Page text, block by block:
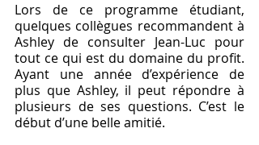
Lors de ce programme étudiant,
quelques collègues recommandent à
Ashley de consulter Jean-Luc pour
tout ce qui est du domaine du profit.
Ayant une année d’expérience de
plus que Ashley, il peut répondre à
plusieurs de ses questions. C’est le
début d’une belle amitié.